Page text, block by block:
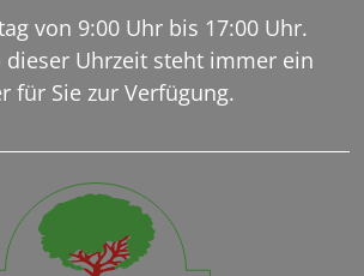
von 9:00 Uhr bis 17:00 Uhr.
Uhrzeit steht immer ein
für Sie zur Verfügung.